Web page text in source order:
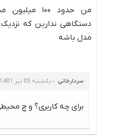
من حدود ۱۰۰
دستگاهی ندارین که
مدل باشه
سردارخانی یکشنبه 05 تیر 1401 - 11:50
برای چه کاربری؟ و چ